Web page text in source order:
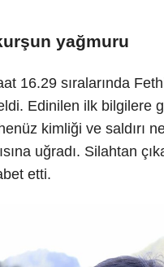
yağmuru
16.29 sıralarında
Edinilen ilk bilgilere
kimliği ve saldırı
uğradı. Silahtan
etti.